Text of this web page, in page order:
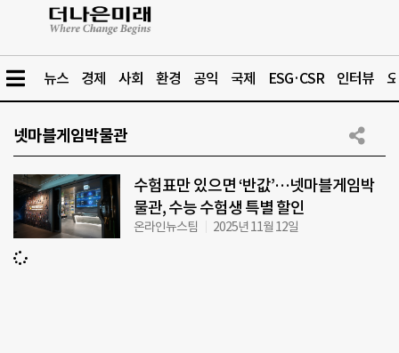
뉴스 경제 사회 환경 공익 국제 ESG·CSR 인터뷰
넷마블게임박물관
수험표만 있으면 ‘반값’…넷마블게임박
물관, 수능 수험생 특별 할인
온라인뉴스팀 2025년 11월 12일